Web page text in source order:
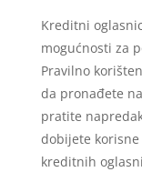
Kreditni
mogućnosti za
Pravilno
da pronađete
pratite
dobijete
kreditnih